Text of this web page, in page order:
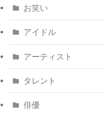
お笑い
アイドル
アーティスト
タレント
俳優